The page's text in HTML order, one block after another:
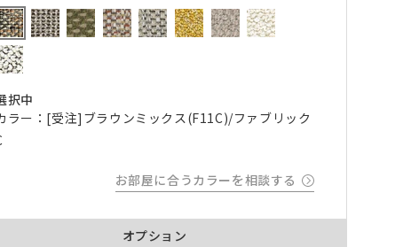
択中
ラー：[受注]ブラウンミックス(F11C)/ファブリック
お部屋に合うカラーを相談する
オプション
形態安定加工について
とはで
。
ヒ
毎
形態
)
)
)
が
きま